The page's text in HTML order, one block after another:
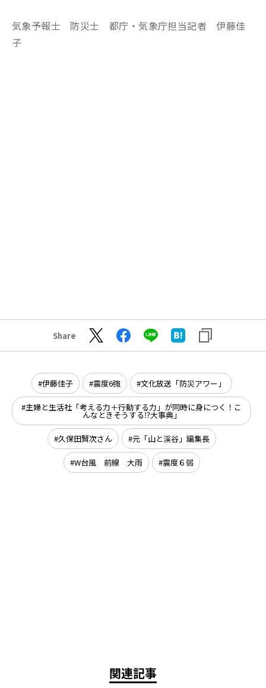
気象予報士 防災士 都庁・気象庁担当記者 伊藤佳
子
Share
伊藤佳子 震度6強 文化放送「防災アワー」
主婦と生活社「考える力＋行動する力」が同時に身につく！こ
んなときそうする⁉大事典」
久保田賢次さん 元「山と渓谷」編集長
W台風 前線 大雨 震度６弱
関連記事